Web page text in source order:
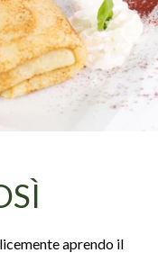
aprendo il